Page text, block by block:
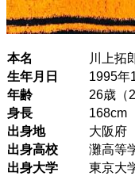
本名
川上拓
生年月日
1995年
年齢
26歳（
身長
168cm
出身地
大阪府
出身高校
灘高等
出身大学
東京大